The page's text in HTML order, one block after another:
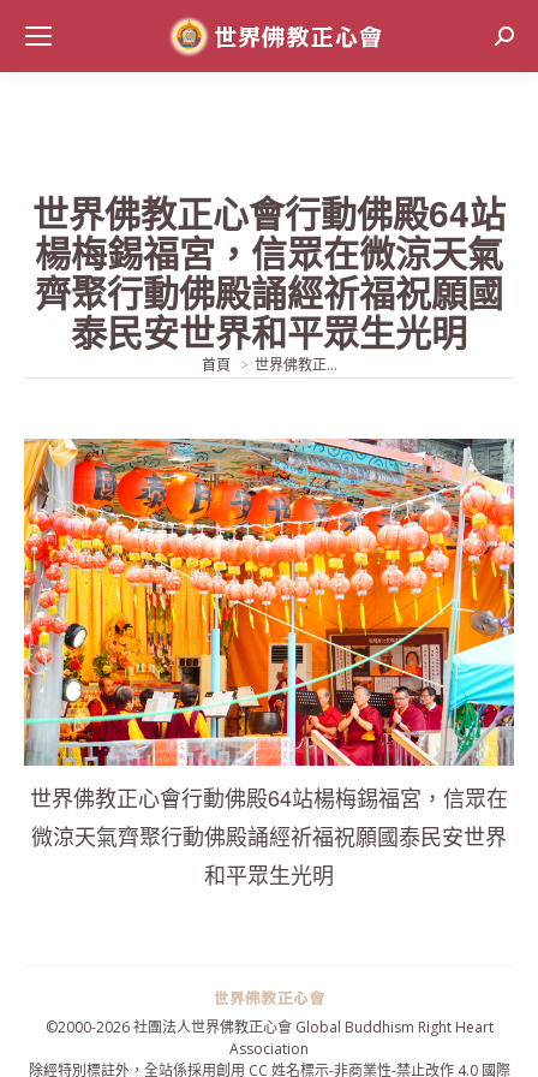
世界佛教正心會行動佛殿64站
楊梅錫福宮，信眾在微涼天氣
齊聚行動佛殿誦經祈福祝願國
泰民安世界和平眾生光明
當前位置:
首頁 世界佛教正...
世界佛教正心會行動佛殿64站楊梅錫福宮，信眾在
微涼天氣齊聚行動佛殿誦經祈福祝願國泰民安世界
和平眾生光明
©2000-2026 社團法人世界佛教正心會 Global Buddhism Right Heart
Association
除經特別標註外，全站係採用創用 CC 姓名標示-非商業性-禁止改作 4.0 國際